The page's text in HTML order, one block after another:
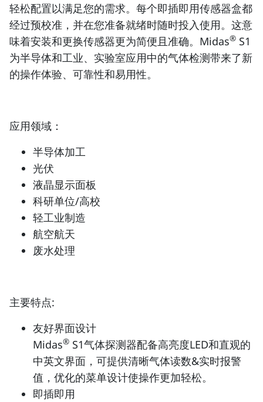
轻松配置以满足您的需求。每个即插即用传感器盒都
经过预校准，并在您准备就绪时随时投入使用。这意
味着安装和更换传感器更为简便且准确。Midas® S1
为半导体和工业、实验室应用中的气体检测带来了新
的操作体验、可靠性和易用性。
应用领域：
半导体加工
光伏
液晶显示面板
科研单位/高校
轻工业制造
航空航天
废水处理
主要特点:
友好界面设计
Midas® S1气体探测器配备高亮度LED和直观的
中英文界面，可提供清晰气体读数&实时报警
值，优化的菜单设计使操作更加轻松。
即插即用